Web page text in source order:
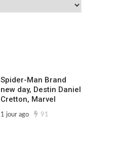
Spider-Man Brand
new day, Destin Daniel
Cretton, Marvel
1 jour ago 91